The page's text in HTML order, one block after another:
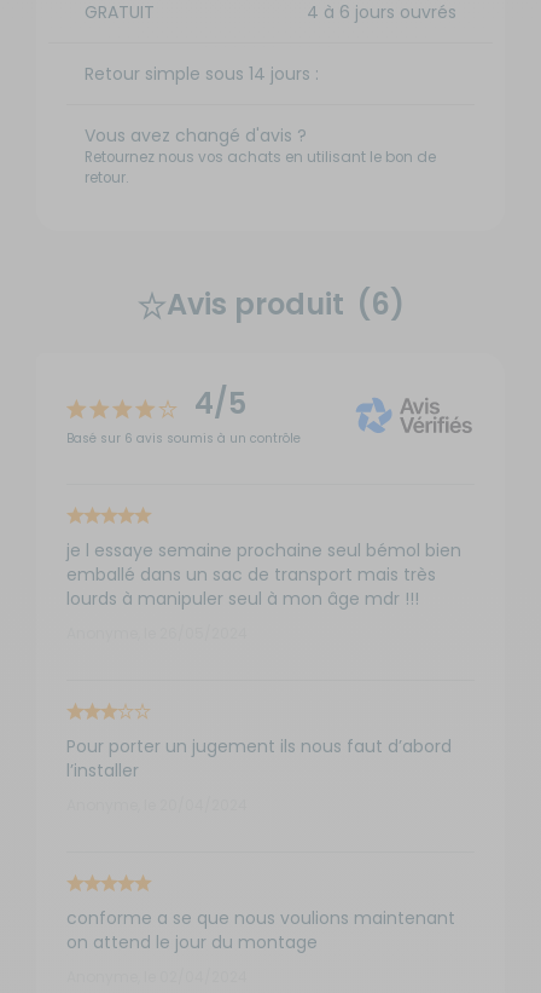
GRATUIT 4 à 6 jours ouvrés
Retour simple sous 14 jours :
Vous avez changé d'avis ?
Retournez nous vos achats en utilisant le bon de
retour.
Avis produit (6)
4/5
Basé sur 6 avis soumis à un contrôle
je l essaye semaine prochaine seul bémol bien
emballé dans un sac de transport mais très
lourds à manipuler seul à mon âge mdr !!!
Pour porter un jugement ils nous faut d’abord
l’installer
conforme a se que nous voulions maintenant
on attend le jour du montage